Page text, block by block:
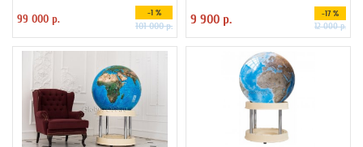
99 000 р.
-1 %
101 000 р. 9 900 р. -17 %
12 000 р.